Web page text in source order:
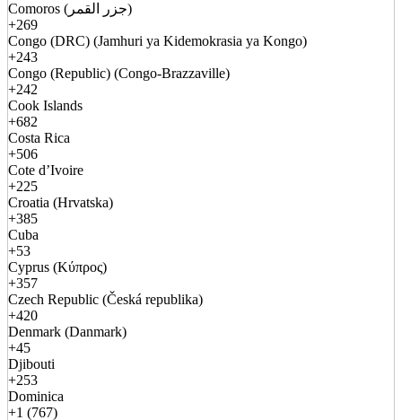
Comoros (جزر القمر)
+269
Congo (DRC) (Jamhuri ya Kidemokrasia ya Kongo)
+243
Congo (Republic) (Congo-Brazzaville)
+242
Cook Islands
+682
Costa Rica
+506
Cote d’Ivoire
+225
Croatia (Hrvatska)
+385
Cuba
+53
Cyprus (Κύπρος)
+357
Czech Republic (Česká republika)
+420
Denmark (Danmark)
+45
Djibouti
+253
Dominica
+1 (767)